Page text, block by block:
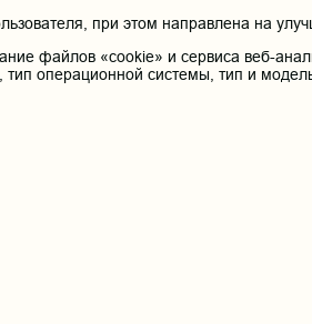
при этом направлена на
файлов «cookie» и сервиса веб-
операционной системы, тип и модель